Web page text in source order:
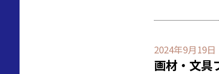
2024年9月19日
画材・文具